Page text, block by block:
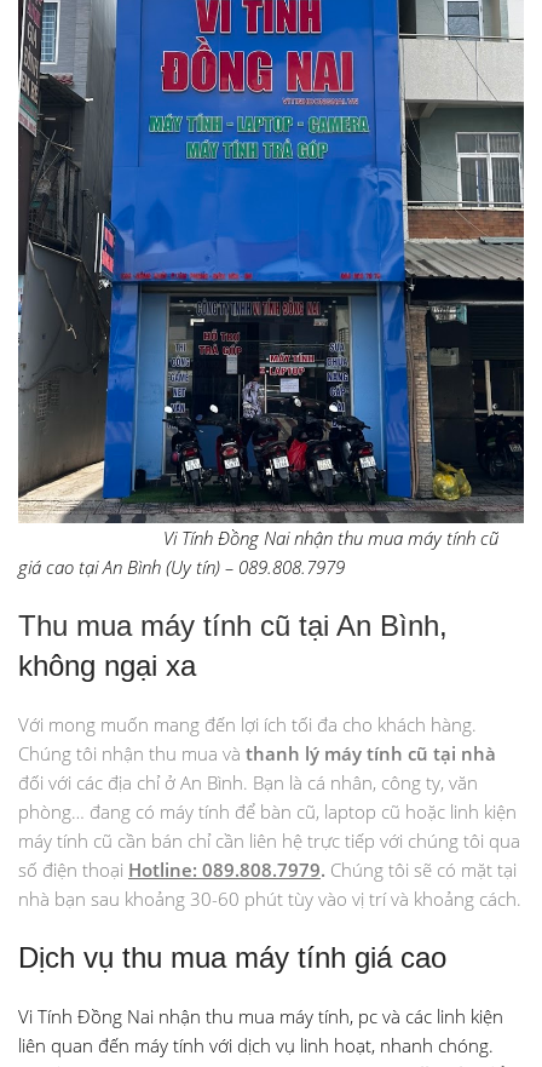
Vi Tính Đồng Nai nhận thu mua máy tính cũ
giá cao tại An Bình (Uy tín) – 089.808.7979
Thu mua máy tính cũ tại An Bình,
không ngại xa
Với mong muốn mang đến lợi ích tối đa cho khách hàng.
Chúng tôi nhận thu mua và thanh lý máy tính cũ tại nhà
đối với các địa chỉ ở An Bình. Bạn là cá nhân, công ty, văn
phòng… đang có máy tính để bàn cũ, laptop cũ hoặc linh kiện
máy tính cũ cần bán chỉ cần liên hệ trực tiếp với chúng tôi qua
số điện thoại Hotline: 089.808.7979. Chúng tôi sẽ có mặt tại
nhà bạn sau khoảng 30-60 phút tùy vào vị trí và khoảng cách.
Dịch vụ thu mua máy tính giá cao
Vi Tính Đồng Nai nhận thu mua máy tính, pc và các linh kiện
liên quan đến máy tính với dịch vụ linh hoạt, nhanh chóng.